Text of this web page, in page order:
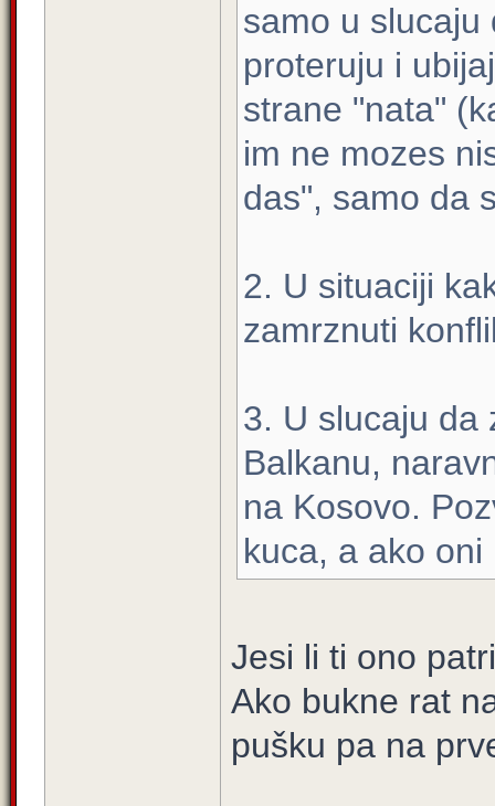
samo u slucaju
proteruju i
strane "nata"
im ne mozes
das", samo da
2. U situaciji
zamrznuti
3. U slucaju da
Balkanu,
na Kosovo.
kuca, a ako
Jesi li ti ono
Ako bukne rat
pušku pa na